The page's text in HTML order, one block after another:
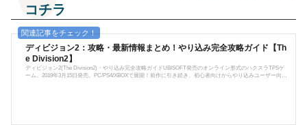
コチラ
ディビジョン2：攻略・最新情報まとめ！やり込み完全攻略ガイド【Th
e Division2】
ディビジョン2(The Division2)・やり込み完全攻略ガイドUBISOFT発売のオンライン形式のハクスラTPSゲ
ーム。2019年3月15日発売。PC/PS4/XBOXで展開！前作に引き続き、初心者向けからやり込みユーザー向け